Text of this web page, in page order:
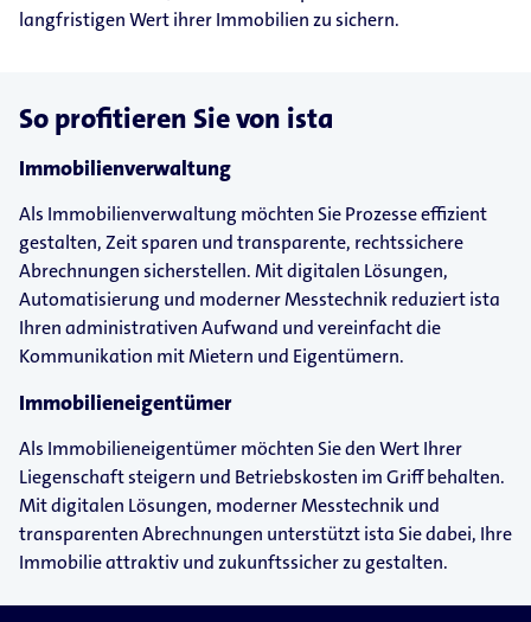
langfristigen Wert ihrer Immobilien zu sichern.
So profitieren Sie von ista
Immobilienverwaltung
Als Immobilienverwaltung möchten Sie Prozesse effizient
gestalten, Zeit sparen und transparente, rechtssichere
Abrechnungen sicherstellen. Mit digitalen Lösungen,
Automatisierung und moderner Messtechnik reduziert ista
Ihren administrativen Aufwand und vereinfacht die
Kommunikation mit Mietern und Eigentümern.
Immobilieneigentümer
Als Immobilieneigentümer möchten Sie den Wert Ihrer
Liegenschaft steigern und Betriebskosten im Griff behalten.
Mit digitalen Lösungen, moderner Messtechnik und
transparenten Abrechnungen unterstützt ista Sie dabei, Ihre
Immobilie attraktiv und zukunftssicher zu gestalten.